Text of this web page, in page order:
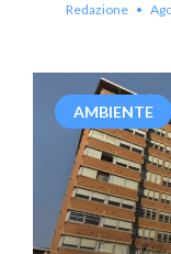
Redazione
AMBIENTE